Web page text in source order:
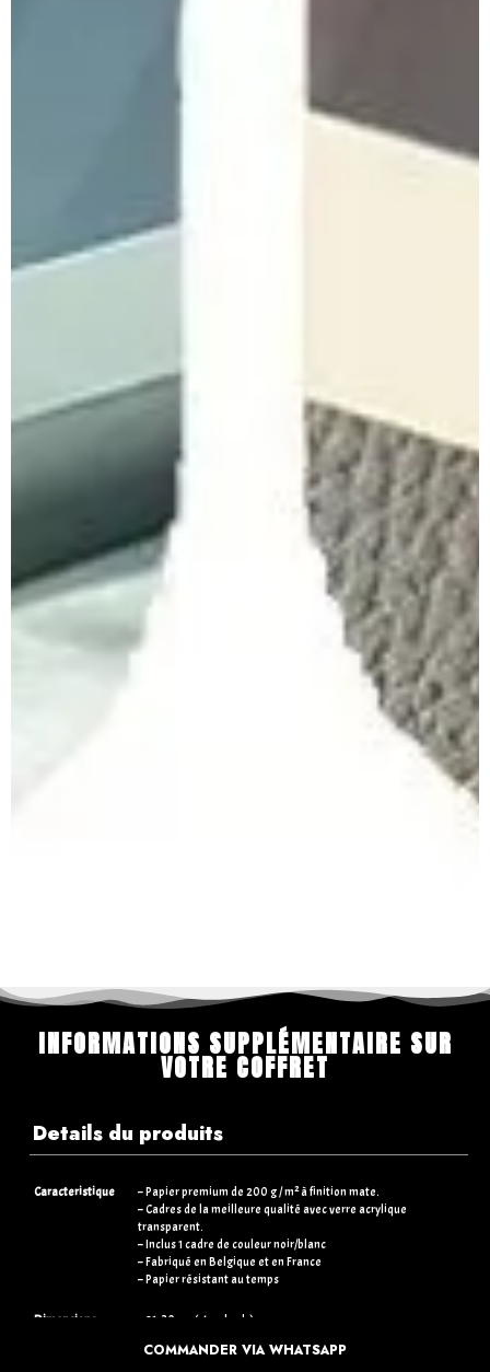
INFORMATIONS SUPPLÉMENTAIRE SUR
VOTRE COFFRET
Details du produits
Caracteristique
– Papier premium de 200 g / m² à finition mate.
– Cadres de la meilleure qualité avec verre acrylique
transparent.
– Inclus 1 cadre de couleur noir/blanc
– Fabriqué en Belgique et en France
– Papier résistant au temps
Dimensions
– 21×30 cm (standards)
– 50×70 cm (+15€)
COMMANDER VIA WHATSAPP